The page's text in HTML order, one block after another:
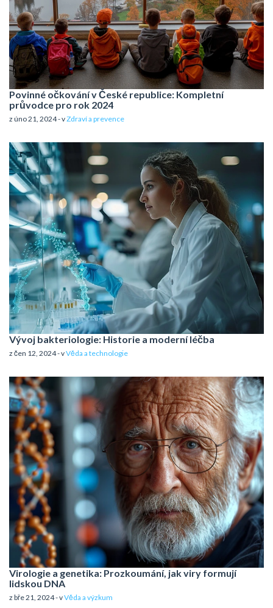
Povinné očkování v České republice: Kompletní
průvodce pro rok 2024
z úno 21, 2024 - vZdraví a prevence
Vývoj bakteriologie: Historie a moderní léčba
z čen 12, 2024 - vVěda a technologie
Virologie a genetika: Prozkoumání, jak viry formují
lidskou DNA
z bře 21, 2024 - vVěda a výzkum